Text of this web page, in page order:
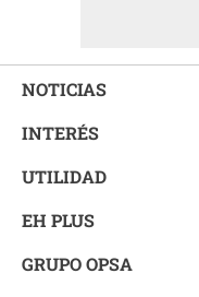
NOTICIAS
INTERÉS
UTILIDAD
EH PLUS
GRUPO OPSA